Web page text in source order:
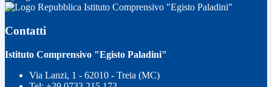
Istituto Comprensivo "Egisto Paladini"
Contatti
Istituto Comprensivo "Egisto Paladini"
Via Lanzi, 1 - 62010 - Treia (MC)